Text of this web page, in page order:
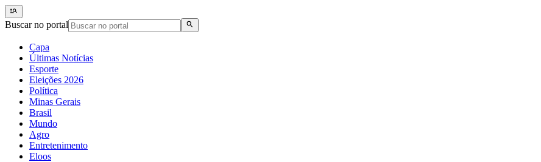
Buscar no portal
Capa
Últimas Notícias
Esporte
Eleições 2026
Política
Minas Gerais
Brasil
Mundo
Agro
Entretenimento
Eloos